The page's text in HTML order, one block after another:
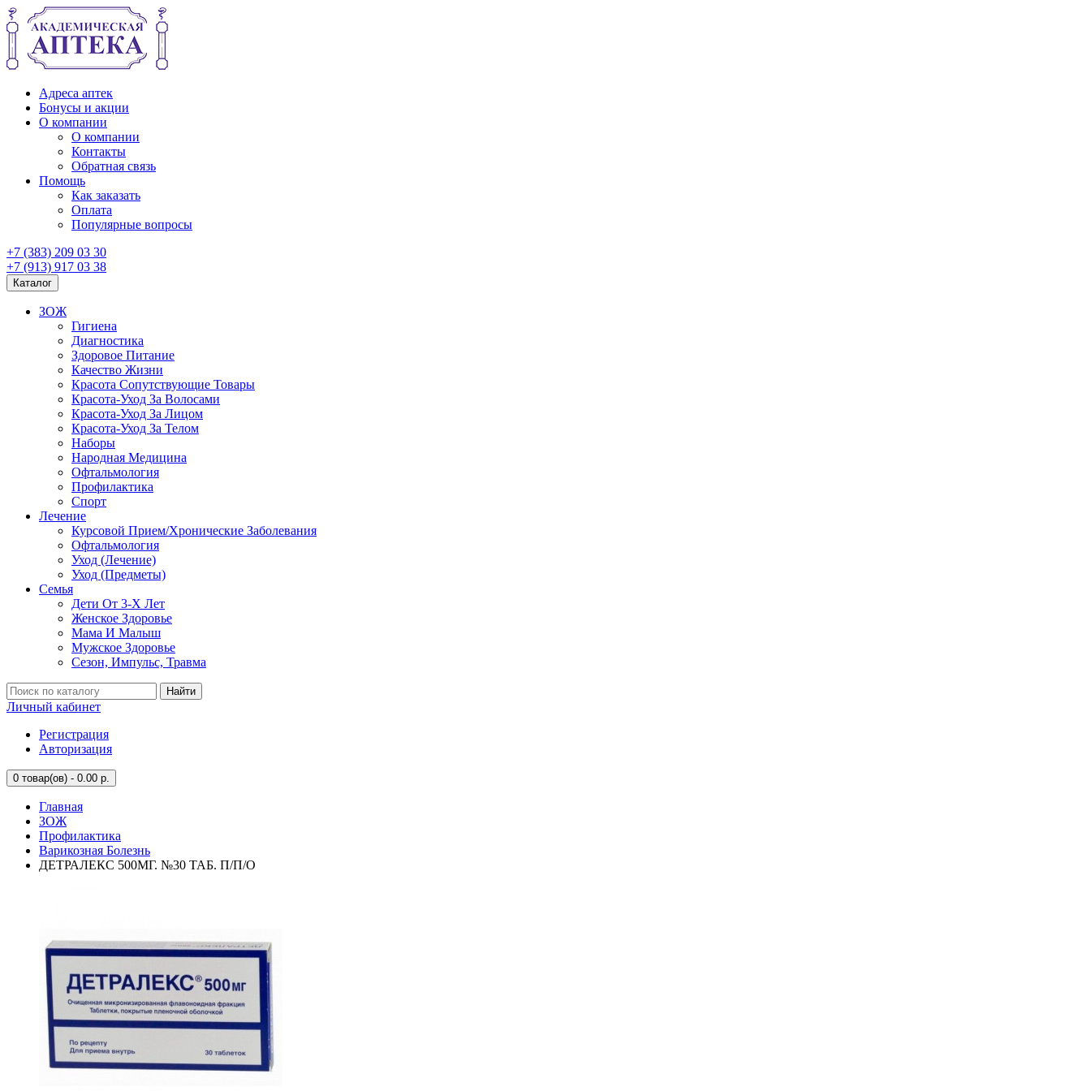
Адреса аптек
Бонусы и акции
О компании
О компании
Контакты
Обратная связь
Помощь
Как заказать
Оплата
Популярные вопросы
+7 (383) 209 03 30
+7 (913) 917 03 38
Каталог
ЗОЖ
Гигиена
Диагностика
Здоровое Питание
Качество Жизни
Красота Сопутствующие Товары
Красота-Уход За Волосами
Красота-Уход За Лицом
Красота-Уход За Телом
Наборы
Народная Медицина
Офтальмология
Профилактика
Спорт
Лечение
Курсовой Прием/Хронические Заболевания
Офтальмология
Уход (Лечение)
Уход (Предметы)
Семья
Дети От 3-Х Лет
Женское Здоровье
Мама И Малыш
Мужское Здоровье
Сезон, Импульс, Травма
Найти
Личный кабинет
Регистрация
Авторизация
0 товар(ов) - 0.00 р.
Главная
ЗОЖ
Профилактика
Варикозная Болезнь
ДЕТРАЛЕКС 500МГ. №30 ТАБ. П/П/О